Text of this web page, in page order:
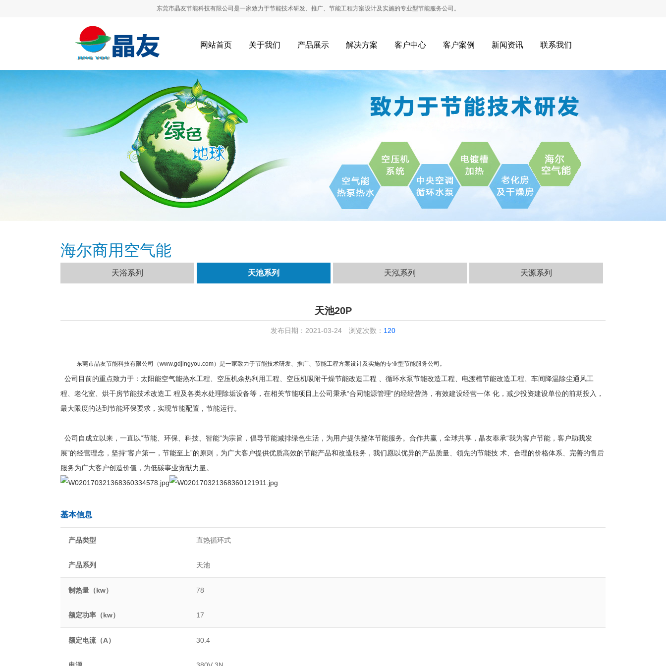
东莞市晶友节能科技有限公司是一家致力于节能技术研发、推广、节能工程方案设计及实施的专业型节能服务公司。
网站首页 关于我们 产品展示 解决方案 客户中心 客户案例 新闻资讯 联系我们
海尔商用空气能
天浴系列 天池系列 天泓系列 天源系列
天池20P
发布日期：2021-03-24 浏览次数： 120
东莞市晶友节能科技有限公司（www.gdjingyou.com）是一家致力于节能技术研发、推广、节能工程方案设计及实施的专业型节能服务公司。
公司目前的重点致力于：太阳能空气能热水工程、空压机余热利用工程、空压机吸附干燥节能改造工程 、循环水泵节能改造工程、电渡槽节能改造工程、车间降温除尘通风工
程、老化室、烘干房节能技术改造工 程及各类水处理除垢设备等，在相关节能项目上公司秉承“合同能源管理”的经经营路，有效建设经营一体 化，减少投资建设单位的前期投入，
最大限度的达到节能环保要求，实现节能配置，节能运行。
公司自成立以来，一直以“节能、环保、科技、智能”为宗旨，倡导节能减排绿色生活，为用户提供整体节能服务。合作共赢，全球共享，晶友奉承“我为客户节能，客户助我发
展”的经营理念，坚持“客户第一，节能至上”的原则，为广大客户提供优质高效的节能产品和改造服务，我们愿以优异的产品质量、领先的节能技 术、合理的价格体系、完善的售后
服务为广大客户创造价值，为低碳事业贡献力量。
基本信息
产品类型 直热循环式
产品系列 天池
制热量（kw） 78
额定功率（kw） 17
额定电流（A） 30.4